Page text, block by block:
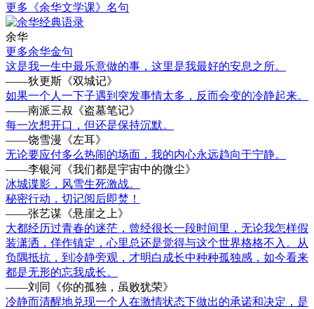
更多《余华文学课》名句
余华
更多余华金句
这是我一生中最乐意做的事，这里是我最好的安息之所。
——狄更斯《双城记》
如果一个人一下子遇到突发事情太多，反而会变的冷静起来。
——南派三叔《盗墓笔记》
每一次想开口，但还是保持沉默。
——饶雪漫《左耳》
无论要应付多么热闹的场面，我的内心永远趋向于宁静。
——李银河《我们都是宇宙中的微尘》
冰城谍影，风雪生死激战。
秘密行动，切记阅后即焚！
——张艺谋《悬崖之上》
大都经历过青春的迷茫，曾经很长一段时间里，无论我怎样假
装潇洒，佯作镇定，心里总还是觉得与这个世界格格不入。从
负隅抵抗，到冷静旁观，才明白成长中种种孤独感，如今看来
都是无形的忘我成长。
——刘同《你的孤独，虽败犹荣》
冷静而清醒地兑现一个人在激情状态下做出的承诺和决定，是